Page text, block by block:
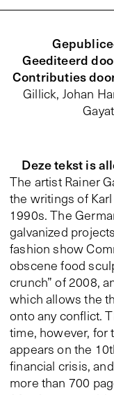
Geediteerd
Contributies
Gillick, Johan
Deze tekst is
The artist Rainer
the writings of
1990s. The
galvanized
fashion show
obscene food
crunch” of 2008,
which allows the
onto any conflict.
time, however, for
appears on the
financial crisis,
more than 700